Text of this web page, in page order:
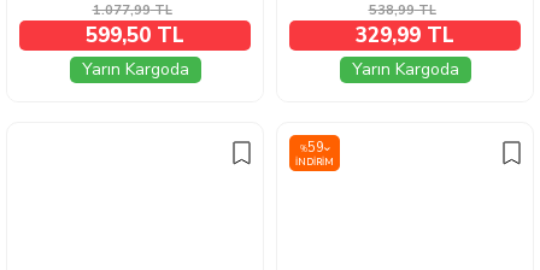
1.077,99TL
599,50 TL
Yarın Kargoda
538,99TL
329,99 TL
Yarın Kargoda
%59
İNDIRIM